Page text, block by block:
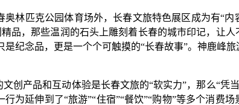
匹克公园体育场外，长春文旅特色展区成为有“内
品，那些温润的石头上雕刻着长春的城市印记，让
纪念品，更是一个个可触摸的“长春故事”。神鹿峰
产品和互动体验是长春文旅的“软实力”，那么“凭
为延伸到了“旅游”“住宿”“餐饮”“购物”等多个消费